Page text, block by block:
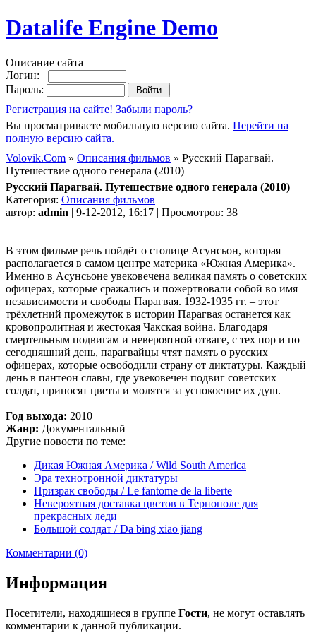
Datalife Engine Demo
Описание сайта
Логин:
Пароль:
Регистрация на сайте! Забыли пароль?
Вы просматриваете мобильную версию сайта. Перейти на
полную версию сайта.
Volovik.Com » Описания фильмов » Русский Парагвай.
Путешествие одного генерала (2010)
Русский Парагвай. Путешествие одного генерала (2010)
Категория: Описания фильмов
автор: admin | 9-12-2012, 16:17 | Просмотров: 38
В этом фильме речь пойдёт о столице Асунсьон, которая
располагается в самом центре материка «Южная Америка».
Именно в Асунсьоне увековечена великая память о советских
офицерах, которые сражались и пожертвовали собой во имя
независимости и свободы Парагвая. 1932-1935 гг. – этот
трёхлетний промежуток в истории Парагвая останется как
кровопролитная и жестокая Чакская война. Благодаря
смертельным подвигам и невероятной отваге, с тех пор и по
сегодняшний день, парагвайцы чтят память о русских
офицерах, которые освободили страну от диктатуры. Каждый
день в пантеон славы, где увековечен подвиг советских
солдат, приносят цветы и молятся за успокоение их душ.
Год выхода: 2010
Жанр: Документальный
Другие новости по теме:
Дикая Южная Америка / Wild South America
Эра технотронной диктатуры
Призрак свободы / Le fantome de la liberte
Невероятная доставка цветов в Тернополе для
прекрасных леди
Большой солдат / Da bing xiao jiang
Комментарии (0)
Информация
Посетители, находящиеся в группе Гости, не могут оставлять
комментарии к данной публикации.